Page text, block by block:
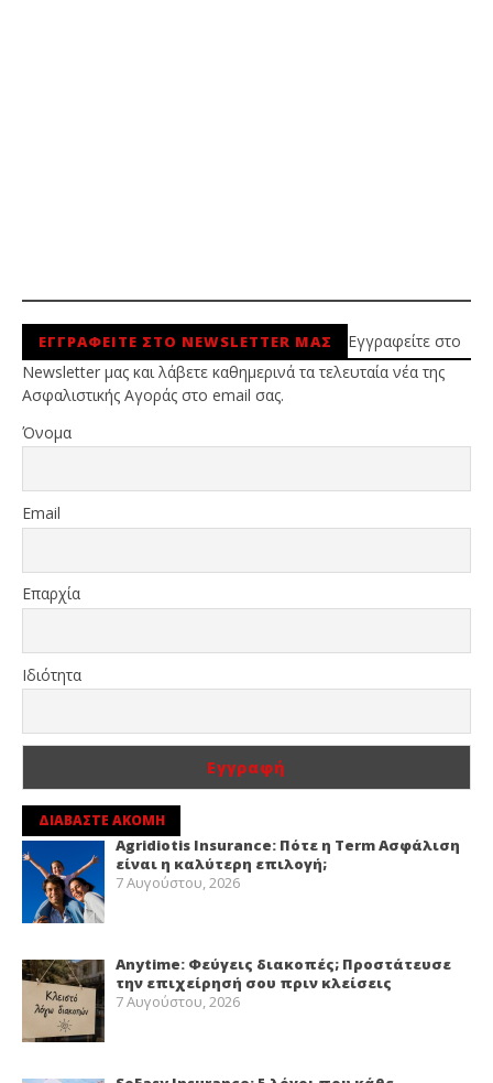
ΕΓΓΡΑΦΕΙΤΕ ΣΤΟ NEWSLETTER ΜΑΣ
Εγγραφείτε στο
Newsletter μας και λάβετε καθημερινά τα τελευταία νέα της
Ασφαλιστικής Αγοράς στο email σας.
Όνομα
Email
Επαρχία
Ιδιότητα
ΔΙΑΒΑΣΤΕ ΑΚΟΜΗ
Agridiotis Insurance: Πότε η Term Ασφάλιση
είναι η καλύτερη επιλογή;
7 Αυγούστου, 2026
Anytime: Φεύγεις διακοπές; Προστάτευσε
την επιχείρησή σου πριν κλείσεις
7 Αυγούστου, 2026